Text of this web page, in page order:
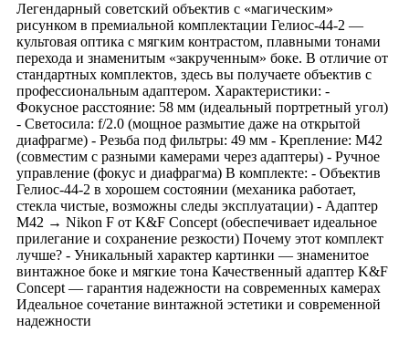
Легендарный советский объектив с «магическим»
рисунком в премиальной комплектации Гелиос-44-2 —
культовая оптика с мягким контрастом, плавными тонами
перехода и знаменитым «закрученным» боке. В отличие от
стандартных комплектов, здесь вы получаете объектив с
профессиональным адаптером. Характеристики: -
Фокусное расстояние: 58 мм (идеальный портретный угол)
- Светосила: f/2.0 (мощное размытие даже на открытой
диафрагме) - Резьба под фильтры: 49 мм - Крепление: M42
(совместим с разными камерами через адаптеры) - Ручное
управление (фокус и диафрагма) В комплекте: - Объектив
Гелиос-44-2 в хорошем состоянии (механика работает,
стекла чистые, возможны следы эксплуатации) - Адаптер
M42 → Nikon F от K&F Concept (обеспечивает идеальное
прилегание и сохранение резкости) Почему этот комплект
лучше? - Уникальный характер картинки — знаменитое
винтажное боке и мягкие тона Качественный адаптер K&F
Concept — гарантия надежности на современных камерах
Идеальное сочетание винтажной эстетики и современной
надежности